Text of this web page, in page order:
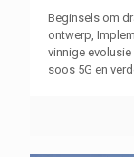
Beginsels om
ontwerp,
vinnige
soos 5G en